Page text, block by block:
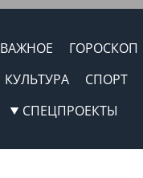
ВАЖНОЕ ГОРОСКОП
КУЛЬТУРА СПОРТ
СПЕЦПРОЕКТЫ